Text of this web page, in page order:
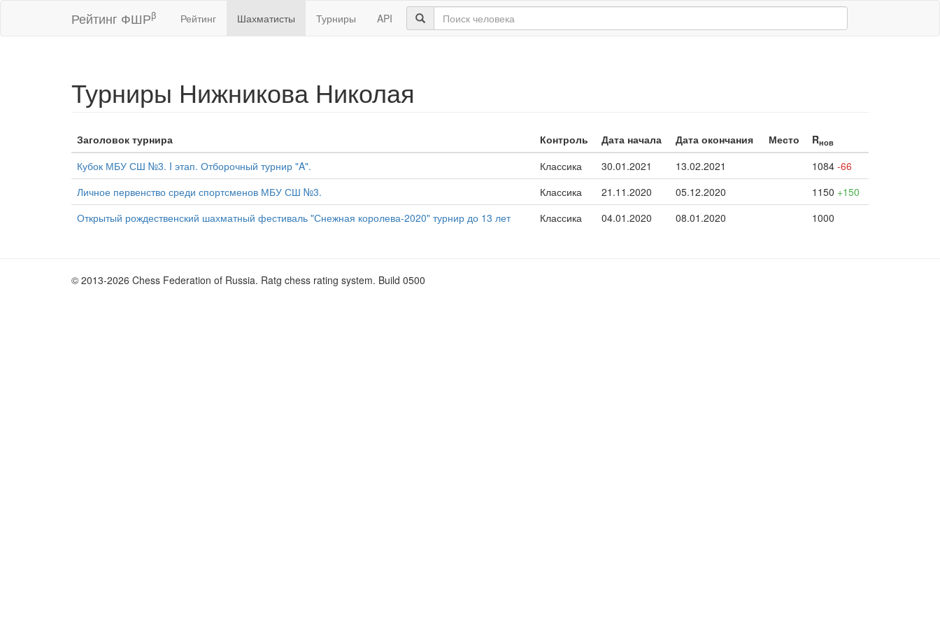
Рейтинг ФШРβ Рейтинг Шахматисты Турниры API
Турниры Нижникова Николая
Заголовок турнира Контроль Дата начала Дата окончания Место Rнов
Кубок МБУ СШ №3. I этап. Отборочный турнир "A". Классика 30.01.2021 13.02.2021 1084 -66
Личное первенство среди спортсменов МБУ СШ №3.
Классика 21.11.2020 05.12.2020 1150 +150
Открытый рождественский шахматный фестиваль "Снежная королева-2020" турнир до 13 лет
Классика 04.01.2020 08.01.2020 1000
© 2013-2026 Chess Federation of Russia. Ratg chess rating system. Build 0500